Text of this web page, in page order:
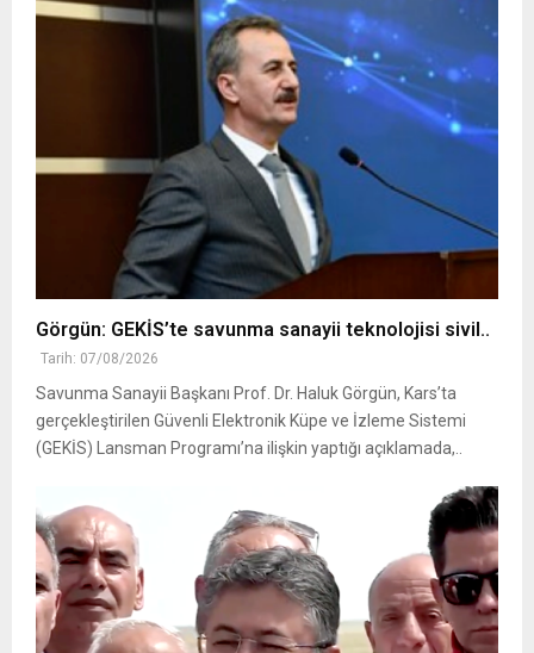
Görgün: GEKİS’te savunma sanayii teknolojisi sivil..
Tarih: 07/08/2026
Savunma Sanayii Başkanı Prof. Dr. Haluk Görgün, Kars’ta
gerçekleştirilen Güvenli Elektronik Küpe ve İzleme Sistemi
(GEKİS) Lansman Programı’na ilişkin yaptığı açıklamada,..